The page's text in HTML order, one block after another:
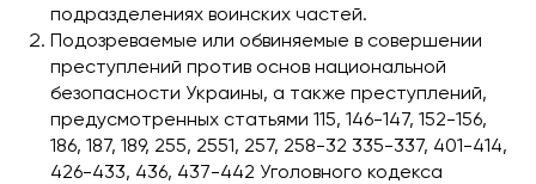
подразделениях воинских частей.
Подозреваемые или обвиняемые в совершении
преступлений против основ национальной
безопасности Украины, а также преступлений,
предусмотренных статьями 115, 146-147, 152-156,
186, 187, 189, 255, 2551, 257, 258-32 335-337, 401-414,
426-433, 436, 437-442 Уголовного кодекса